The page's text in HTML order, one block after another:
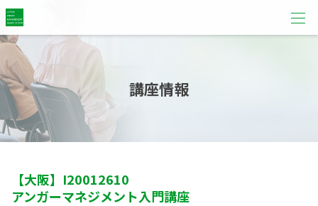
講座情報
【大阪】 I20012610
アンガーマネジメント入門講座